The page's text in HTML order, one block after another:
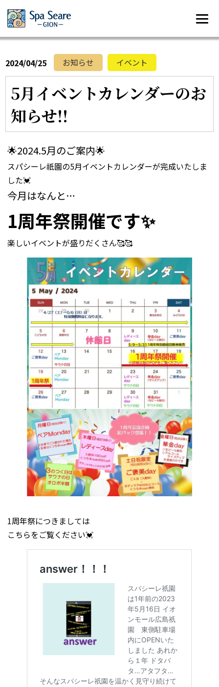
2024/04/25 お知らせ イベント
5月イベントカレンダーのお
知らせ!!
🌟2024.5月のご案内🌟
スパシーレ祇園の5月イベントカレンダーが完成いたしま
した💓
今月はなんと…
1周年祭開催です✨
楽しいイベントが盛りだくさん🥰🥰
1周年祭につきましては
こちらをご覧ください💓